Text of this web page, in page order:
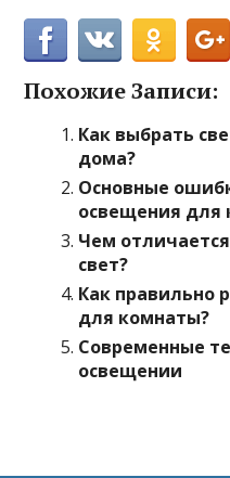
Похожие Записи:
Как выбрать
дома?
Основные
освещения для
Чем
свет?
Как правильно
для комнаты?
Современные
освещении